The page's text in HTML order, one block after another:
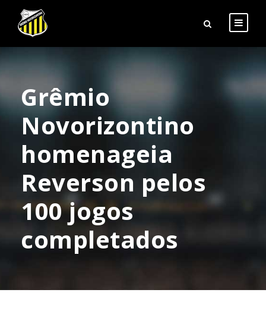
Grêmio
Novorizontino
homenageia
Reverson pelos
100 jogos
completados